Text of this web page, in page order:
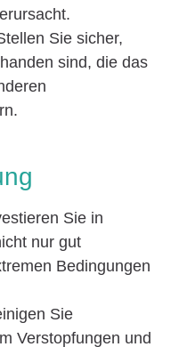
Sie sicher,
sind, die das
Sie in
nur gut
Bedingungen
Sie
Verstopfungen und